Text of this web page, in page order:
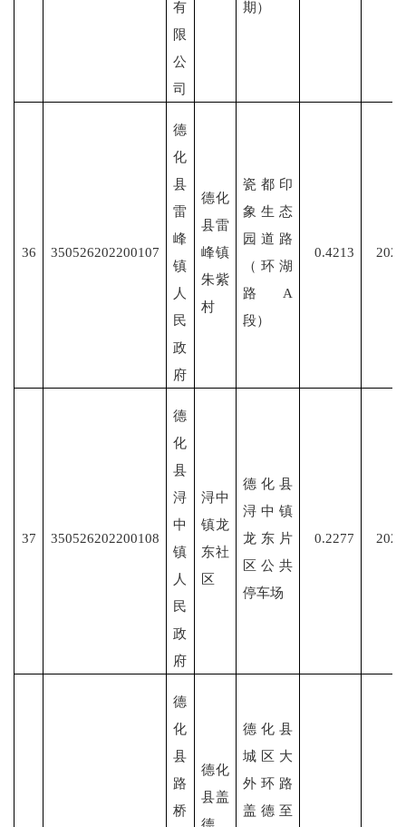
有
限
公
司
期）
36 350526202200107
德
化
县
雷
峰
镇
人
民
政
府
德化
县雷
峰镇
朱紫
村
瓷都印
象生态
园道路
（环湖
路 A
段）
0.4213
37 350526202200108
德
化
县
浔
中
镇
人
民
政
府
浔中
镇龙
东社
区
德化县
浔中镇
龙东片
区公共
停车场
0.2277
德
化
县
路
桥
德化
县盖
德
德化县
城区大
外环路
盖德至